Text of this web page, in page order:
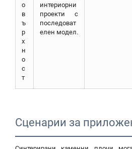
о
в
ъ
р
х
н
о
с
т
интериорни
проекти с
последоват
елен модел.
Сценарии за